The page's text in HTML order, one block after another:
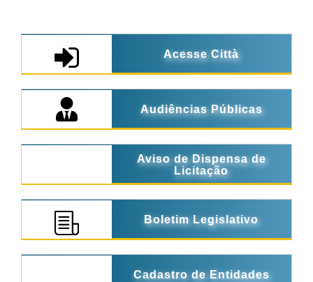
Acesse Città
Audiências Públicas
Aviso de Dispensa de
Licitação
Boletim Legislativo
Cadastro de Entidades